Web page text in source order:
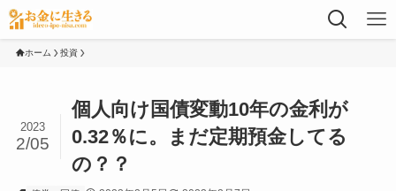
ホーム 投資
個人向け国債変動10年の金利が
0.32％に。まだ定期預金してる
の？？
2023
2/05